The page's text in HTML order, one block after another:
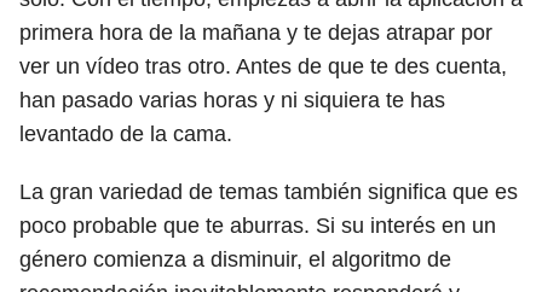
primera hora de la mañana y te dejas atrapar por
ver un vídeo tras otro. Antes de que te des cuenta,
han pasado varias horas y ni siquiera te has
levantado de la cama.
La gran variedad de temas también significa que es
poco probable que te aburras. Si su interés en un
género comienza a disminuir, el algoritmo de